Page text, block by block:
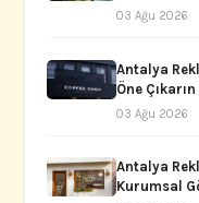
03 Ağu 2026
Antalya
Öne Çıkarın
03 Ağu 2026
Antalya
Kurumsal